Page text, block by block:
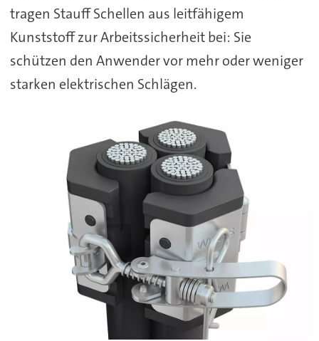
tragen Stauff Schellen aus leitfähigem
Kunststoff zur Arbeitssicherheit bei: Sie
schützen den Anwender vor mehr oder weniger
starken elektrischen Schlägen.